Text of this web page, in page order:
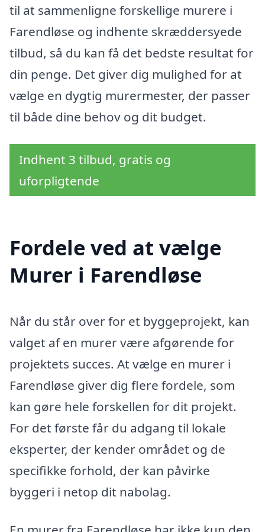
til at sammenligne forskellige murere i
Farendløse og indhente skræddersyede
tilbud, så du kan få det bedste resultat for
din penge. Det giver dig mulighed for at
vælge en dygtig murermester, der passer
til både dine behov og dit budget.
Indhent 3 tilbud, gratis og
uforpligtende
Fordele ved at vælge
Murer i Farendløse
Når du står over for et byggeprojekt, kan
valget af en murer være afgørende for
projektets succes. At vælge en murer i
Farendløse giver dig flere fordele, som
kan gøre hele forskellen for dit projekt.
For det første får du adgang til lokale
eksperter, der kender området og de
specifikke forhold, der kan påvirke
byggeri i netop dit nabolag.